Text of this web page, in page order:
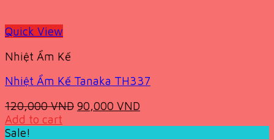
Quick View
Nhiệt Ẩm Kế
Nhiệt Ẩm Kế Tanaka TH337
120,000VND Original
90,000 VND
Add to cart
Sale!